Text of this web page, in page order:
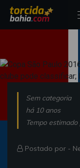
Sem categoria
há 10 anos
Tempo
Postado por -